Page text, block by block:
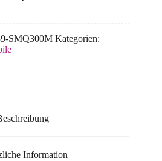
SMQ300M Kategorien:
Information